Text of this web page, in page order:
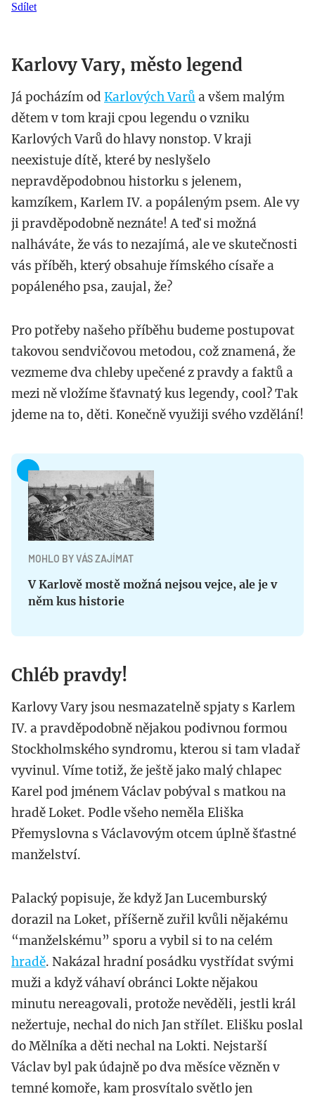
Sdílet
Karlovy Vary, město legend
Já pocházím od Karlových Varůa všem malým
dětem v tom kraji cpou legendu o vzniku
Karlových Varů do hlavy nonstop. V kraji
neexistuje dítě, které by neslyšelo
nepravděpodobnou historku s jelenem,
kamzíkem, Karlem IV. a popáleným psem. Ale vy
ji pravděpodobně neznáte! A teď si možná
nalháváte, že vás to nezajímá, ale ve skutečnosti
vás příběh, který obsahuje římského císaře a
popáleného psa, zaujal, že?
Pro potřeby našeho příběhu budeme postupovat
takovou sendvičovou metodou, což znamená, že
vezmeme dva chleby upečené z pravdy a faktů a
mezi ně vložíme šťavnatý kus legendy, cool? Tak
jdeme na to, děti. Konečně využiji svého vzdělání!
MOHLO BY VÁS ZAJÍMAT
V Karlově mostě možná nejsou vejce, ale je v
něm kus historie
Chléb pravdy!
Karlovy Vary jsou nesmazatelně spjaty s Karlem
IV. a pravděpodobně nějakou podivnou formou
Stockholmského syndromu, kterou si tam vladař
vyvinul. Víme totiž, že ještě jako malý chlapec
Karel pod jménem Václav pobýval s matkou na
hradě Loket. Podle všeho neměla Eliška
Přemyslovna s Václavovým otcem úplně šťastné
manželství.
Palacký popisuje, že když Jan Lucemburský
dorazil na Loket, příšerně zuřil kvůli nějakému
“manželskému” sporu a vybil si to na celém
hradě. Nakázal hradní posádku vystřídat svými
muži a když váhaví obránci Lokte nějakou
minutu nereagovali, protože nevěděli, jestli král
nežertuje, nechal do nich Jan střílet. Elišku poslal
do Mělníka a děti nechal na Lokti. Nejstarší
Václav byl pak údajně po dva měsíce vězněn v
temné komoře, kam prosvítalo světlo jen